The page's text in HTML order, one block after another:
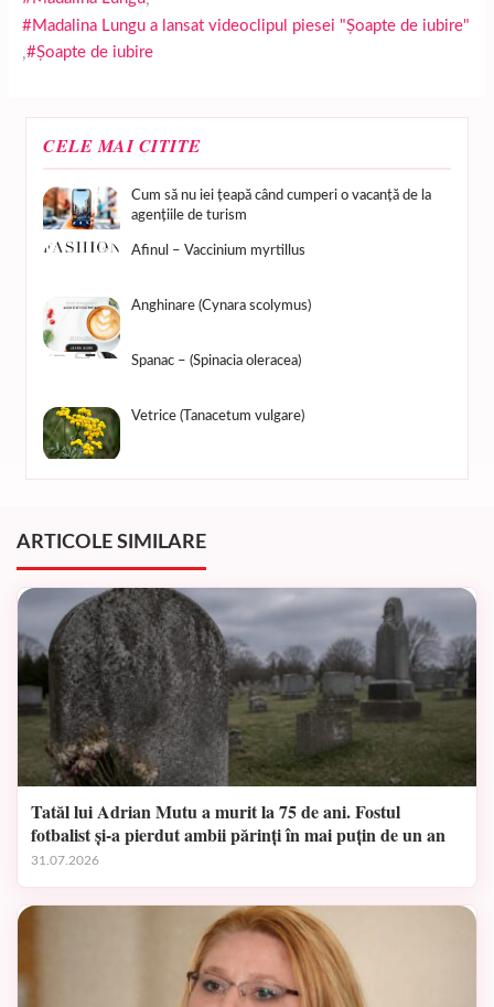
#Madalina Lungu a lansat videoclipul piesei "Șoapte de iubire"
,#Șoapte de iubire
CELE MAI CITITE
Cum să nu iei țeapă când cumperi o vacanță de la
agențiile de turism
Afinul – Vaccinium myrtillus
Anghinare (Cynara scolymus)
Spanac – (Spinacia oleracea)
Vetrice (Tanacetum vulgare)
ARTICOLE SIMILARE
Tatăl lui Adrian Mutu a murit la 75 de ani. Fostul
fotbalist și-a pierdut ambii părinți în mai puțin de un an
31.07.2026